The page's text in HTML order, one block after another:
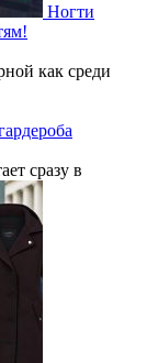
Ногти
как среди
сразу в